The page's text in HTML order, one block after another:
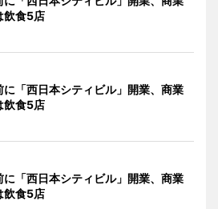
飲食5店
に「西日本シティビル」開業、商業
飲食5店
に「西日本シティビル」開業、商業
飲食5店